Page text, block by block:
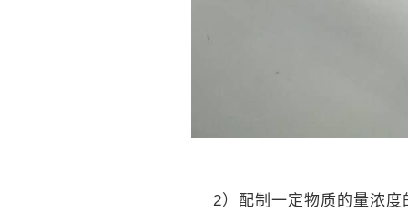
2）配制一定物质的量浓